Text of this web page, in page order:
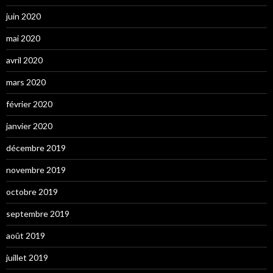
juin 2020
mai 2020
avril 2020
mars 2020
février 2020
janvier 2020
décembre 2019
novembre 2019
octobre 2019
septembre 2019
août 2019
juillet 2019